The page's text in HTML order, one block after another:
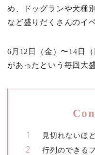
め、ドッグランや犬種
など盛りだくさんのイ
6月12日（金）〜14日
があったという毎回大
見切れないほ
行列のできる